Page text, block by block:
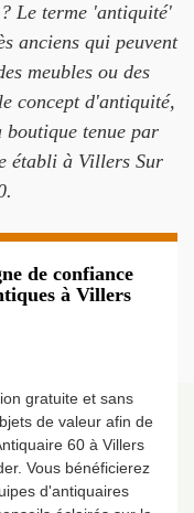
Le terme 'antiquité'
anciens qui peuvent
meubles ou des
concept d'antiquité,
boutique tenue par
établi à Villers Sur
de confiance
à Villers
gratuite et sans
de valeur afin de
60 à Villers
Vous bénéficierez
d'antiquaires